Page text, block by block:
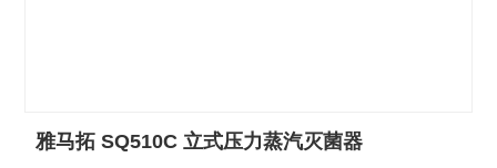
雅马拓 SQ510C 立式压力蒸汽灭菌器